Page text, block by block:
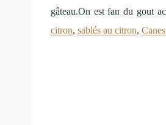
gâteau.On est fan du gout
citron, sablés au citron,